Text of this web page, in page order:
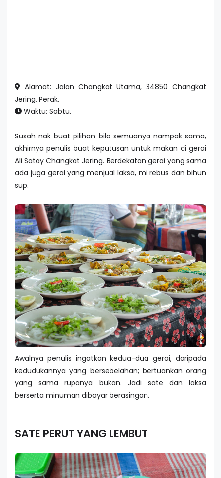
Alamat: Jalan Changkat Utama, 34850 Changkat
Jering, Perak.
Waktu: Sabtu.
Susah nak buat pilihan bila semuanya nampak sama,
akhirnya penulis buat keputusan untuk makan di gerai
Ali Satay Changkat Jering. Berdekatan gerai yang sama
ada juga gerai yang menjual laksa, mi rebus dan bihun
sup.
Awalnya penulis ingatkan kedua-dua gerai, daripada
kedudukannya yang bersebelahan; bertuankan orang
yang sama rupanya bukan. Jadi sate dan laksa
berserta minuman dibayar berasingan.
SATE PERUT YANG LEMBUT